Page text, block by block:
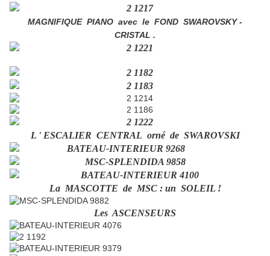
MAGNIFIQUE PIANO avec le FOND SWAROVSKY -
CRISTAL .
L ' ESCALIER CENTRAL orné de SWAROVSKI
La MASCOTTE de MSC : un SOLEIL !
Les ASCENSEURS